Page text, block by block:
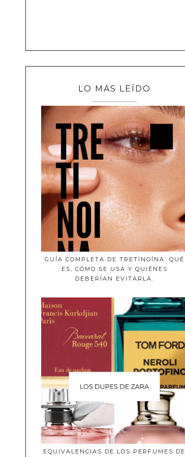
LO MÁS LEÍDO
GUÍA COMPLETA DE TRETINOÍNA: QUÉ
ES, CÓMO SE USA Y QUIÉNES
DEBERÍAN EVITARLA.
EQUIVALENCIAS DE LOS PERFUMES DE